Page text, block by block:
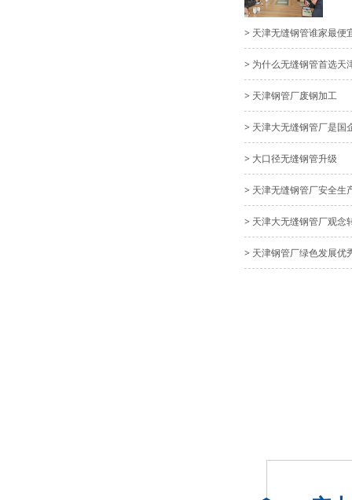
> 天津无缝钢管谁家最便
> 为什么无缝钢管首选天
> 天津钢管厂废钢加工
> 天津大无缝钢管厂是国
> 大口径无缝钢管升级
> 天津无缝钢管厂安全生
> 天津大无缝钢管厂观念
> 天津钢管厂​绿色发展优